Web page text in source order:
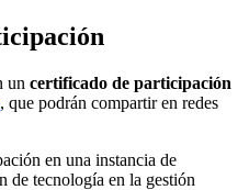
un certificado de participación
, que podrán compartir en redes
en una instancia de
de tecnología en la gestión